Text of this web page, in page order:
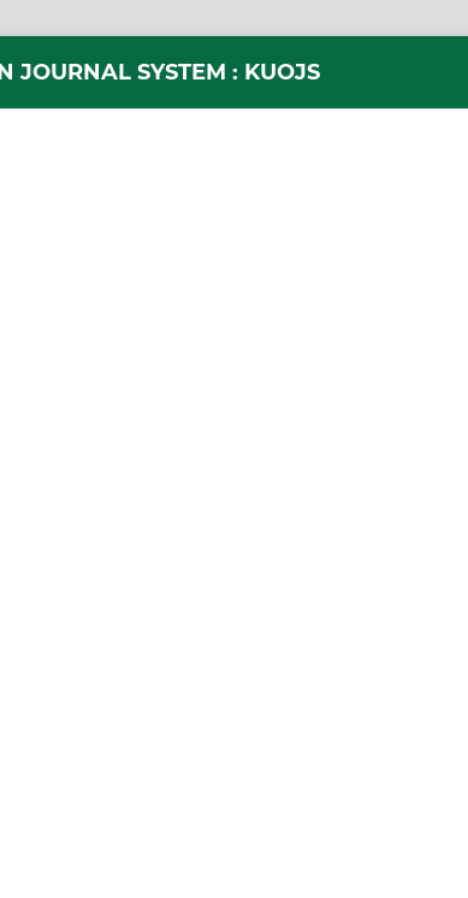
JOURNAL SYSTEM : KUOJS